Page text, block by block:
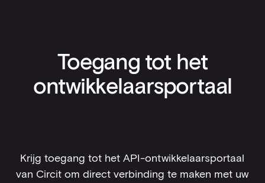
Toegang tot het
ontwikkelaarsportaal
Krijg toegang tot het API-ontwikkelaarsportaal
van Circit om direct verbinding te maken met uw